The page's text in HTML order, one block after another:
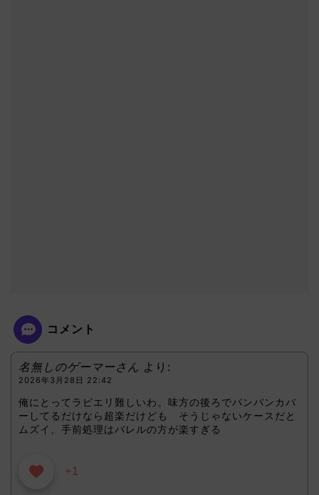
コメント
名無しのゲーマーさん より:
2026年3月28日 22:42
俺にとってラピエリ難しいわ。味方の後ろでパンパンカバ
ーしてるだけなら超楽だけども そうじゃないケースだと
ムズイ、手前処理はバレルの方が楽すぎる
+1